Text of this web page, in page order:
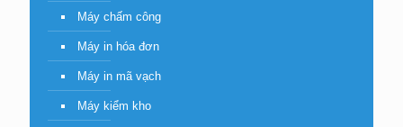
Máy chấm công
Máy in hóa đơn
Máy in mã vạch
Máy kiểm kho